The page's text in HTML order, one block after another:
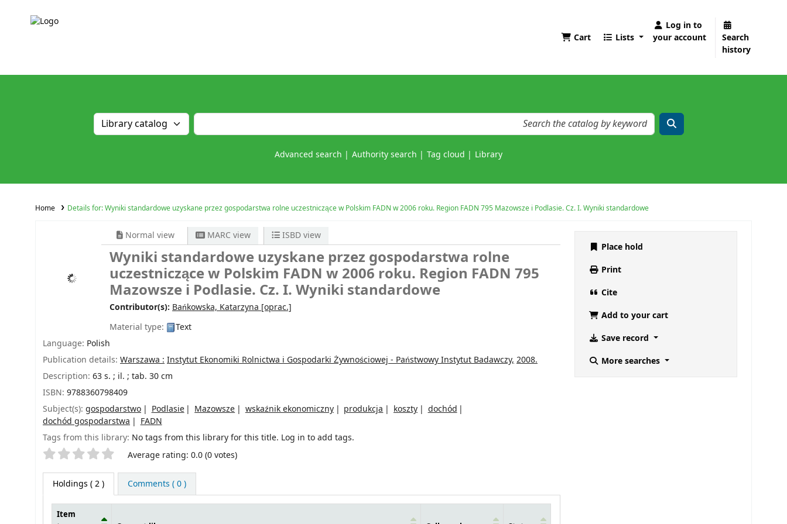
Cart Lists
Log in to
your account
Search
history
Advanced search Authority search Tag cloud Library
Home Details for:Wyniki standardowe uzyskane przez gospodarstwa rolne uczestniczące w Polskim FADN w 2006 roku. Region FADN 795 Mazowsze i Podlasie. Cz. I. Wyniki standardowe
Normal view MARC view ISBD view
Wyniki standardowe uzyskane przez gospodarstwa rolne
uczestniczące w Polskim FADN w 2006 roku. Region FADN 795
Mazowsze i Podlasie. Cz. I. Wyniki standardowe
Contributor(s): Bańkowska, Katarzyna [oprac.]
Material type:
Text
Language: Polish
Publication details: Warszawa : Instytut Ekonomiki Rolnictwa i Gospodarki Żywnościowej - Państwowy Instytut Badawczy, 2008.
Description: 63 s. ; il. ; tab. 30 cm
ISBN: 9788360798409
Subject(s): gospodarstwo Podlasie Mazowsze wskaźnik ekonomiczny produkcja koszty
dochód
dochód gospodarstwa
FADN
Tags from this library: No tags from this library for this title. Log in to add tags.
Star ratings Average rating: 0.0 (0 votes)
Holdings ( 2 ) Comments ( 0 )
Item
Place hold
Print
Cite
Add to your cart
Save record
More searches